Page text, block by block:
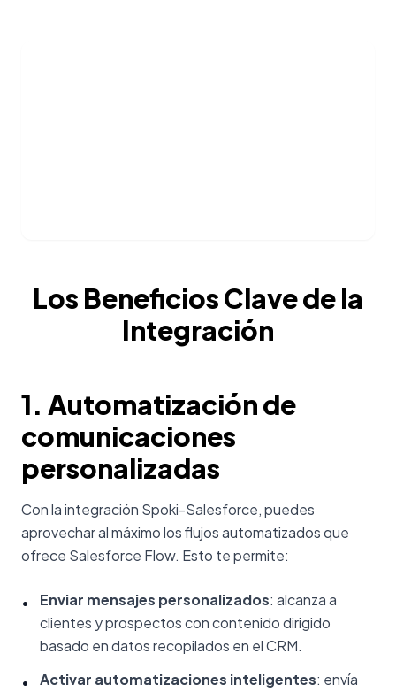
Los Beneficios Clave de la
Integración
1. Automatización de
comunicaciones
personalizadas
Con la integración Spoki-Salesforce, puedes
aprovechar al máximo los flujos automatizados que
ofrece Salesforce Flow. Esto te permite:
• Enviar mensajes personalizados: alcanza a
clientes y prospectos con contenido dirigido
basado en datos recopilados en el CRM.
•
Activar automatizaciones inteligentes: envía